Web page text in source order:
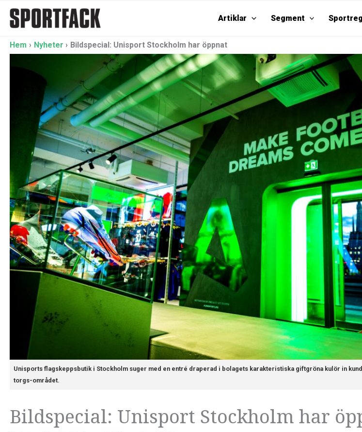
innehåll
Artiklar Segment
Hem Nyheter Bildspecial: Unisport Stockholm har öppnat
Unisports flagskeppsbutik i Stockholm suger med en entré draperad i bolagets karakteristiska giftgröna kulör in
torgs-området.
Bildspecial: Unisport Stockholm har